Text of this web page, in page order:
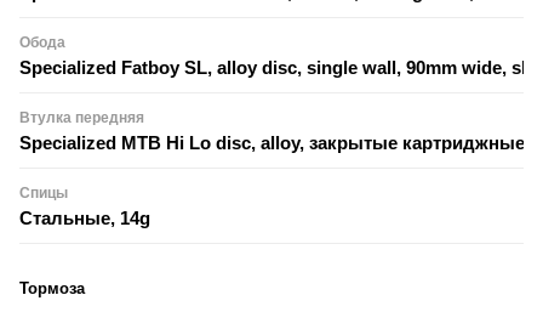
Обода
Specialized Fatboy SL, alloy disc, single wall, 90mm wide,
Втулка передняя
Specialized MTB Hi Lo disc, alloy, закрытые картриджные
Спицы
Стальные, 14g
Тормоза